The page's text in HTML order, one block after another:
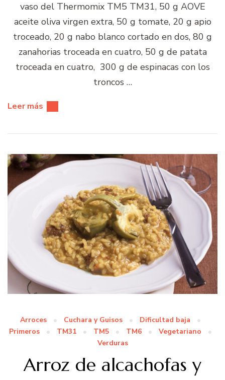
vaso del Thermomix TM5 TM31, 50 g AOVE
aceite oliva virgen extra, 50 g tomate, 20 g apio
troceado, 20 g nabo blanco cortado en dos, 80 g
zanahorias troceada en cuatro, 50 g de patata
troceada en cuatro, 300 g de espinacas con los
troncos …
Leer más
Arroces Cuchara y Guisos
Dificultad baja
Primeros
TM31 TM5 TM6
Vegetariano
Verduras
Arroz de alcachofas y